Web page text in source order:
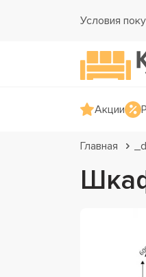
Условия
Акции
Главная